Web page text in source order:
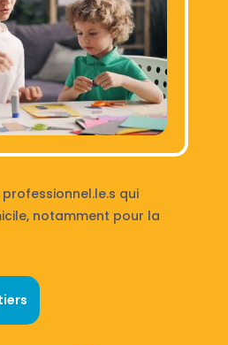
qui
notamment pour la